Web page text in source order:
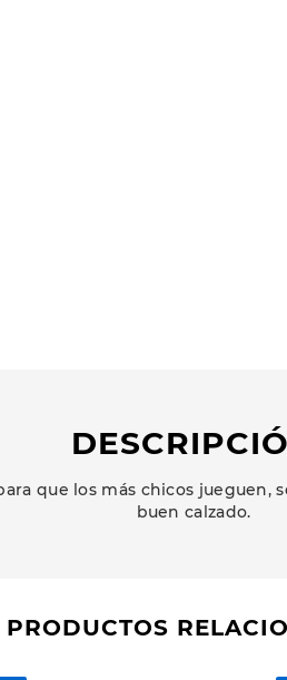
que los más chicos jueguen,
buen calzado.
PRODUCTOS